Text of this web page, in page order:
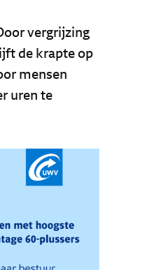
vergrijzing
de krapte op
mensen
uren te